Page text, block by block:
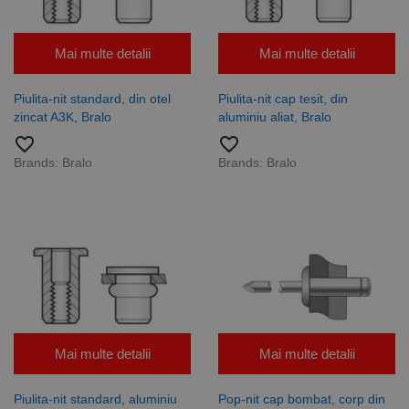
Mai multe detalii
Piulita-nit standard, din otel
zincat A3K, Bralo
favorite_border
Brands: Bralo
Mai multe detalii
Piulita-nit cap tesit, din
aluminiu aliat, Bralo
favorite_border
Brands: Bralo
Mai multe detalii
Piulita-nit standard, aluminiu
Mai multe detalii
Pop-nit cap bombat, corp din
de
urilor
ca bannerul
cookie
general
utilizat pentru
variabilelor de
sesiune ale
utilizatorului.
În mod
normal, este
generat
Google